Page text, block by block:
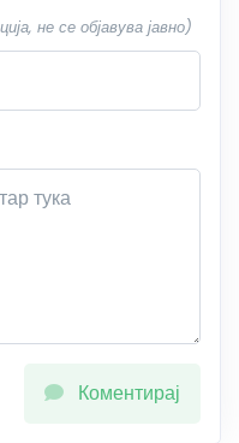
не се објавува јавно)
Коментирај